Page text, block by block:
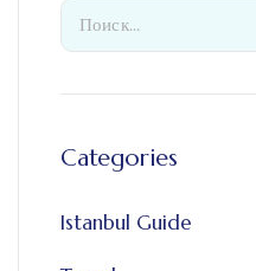
Categories
Istanbul Guide